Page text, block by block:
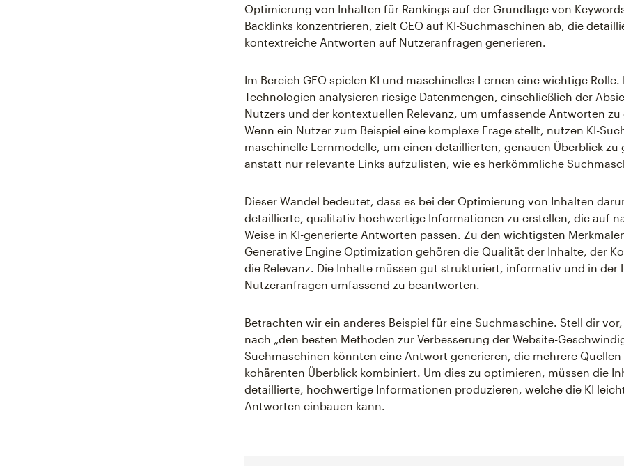
Optimierung von Inhalten für Rankings auf der Grundlage von
Backlinks konzentrieren, zielt GEO auf KI-Suchmaschinen ab, die
kontextreiche Antworten auf Nutzeranfragen generieren.
Im Bereich GEO spielen KI und maschinelles Lernen eine wichtige Rolle.
Technologien analysieren riesige Datenmengen, einschließlich der
Nutzers und der kontextuellen Relevanz, um umfassende Antworten zu
Wenn ein Nutzer zum Beispiel eine komplexe Frage stellt, nutzen KI-
maschinelle Lernmodelle, um einen detaillierten, genauen Überblick zu
anstatt nur relevante Links aufzulisten, wie es herkömmliche
Dieser Wandel bedeutet, dass es bei der Optimierung von Inhalten
detaillierte, qualitativ hochwertige Informationen zu erstellen, die auf
Weise in KI-generierte Antworten passen. Zu den wichtigsten
Generative Engine Optimization gehören die Qualität der Inhalte, der
die Relevanz. Die Inhalte müssen gut strukturiert, informativ und in der
Nutzeranfragen umfassend zu beantworten.
Betrachten wir ein anderes Beispiel für eine Suchmaschine. Stell dir
nach „den besten Methoden zur Verbesserung der Website-
Suchmaschinen könnten eine Antwort generieren, die mehrere Quellen
kohärenten Überblick kombiniert. Um dies zu optimieren, müssen die
detaillierte, hochwertige Informationen produzieren, welche die KI
Antworten einbauen kann.